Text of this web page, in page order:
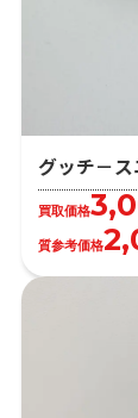
グッチ－
買取価格
質参考価格